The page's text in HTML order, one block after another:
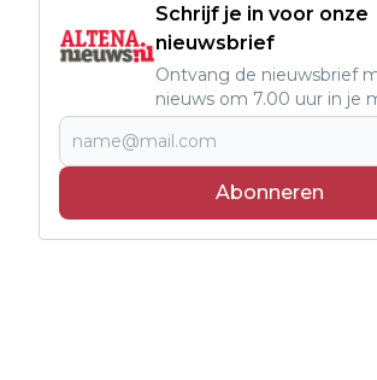
Schrijf je in voor onze
nieuwsbrief
Ontvang de nieuwsbrief
nieuws om 7.00 uur in je
Abonneren